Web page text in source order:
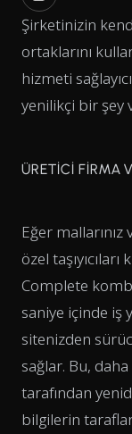
Şirketinizin
ortaklarını
hizmeti
yenilikçi bir şey
ÜRETİCİ FİRMA
Eğer mallarınız
özel
Complete
saniye içinde iş
sitenizden
sağlar. Bu,
tarafından
bilgilerin